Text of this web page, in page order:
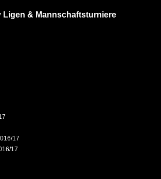
Ligen & Mannschaftsturniere
17
17